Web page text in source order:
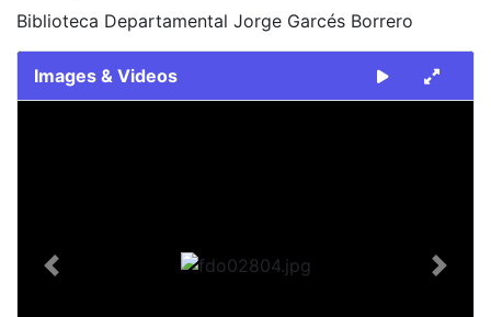
Biblioteca Departamental Jorge Garcés Borrero
Images & Videos
Previous Next